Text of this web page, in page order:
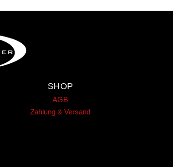
SHOP
AGB
Zahlung & Versand